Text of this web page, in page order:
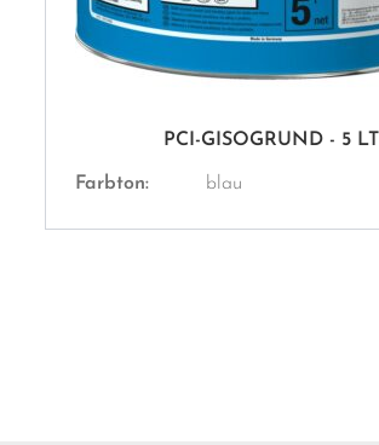
PCI-GISOGRUND - 5 LT
Farbton: blau